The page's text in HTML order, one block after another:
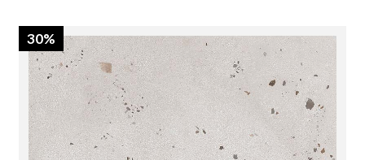
30%